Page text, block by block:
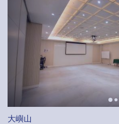
大嶼山